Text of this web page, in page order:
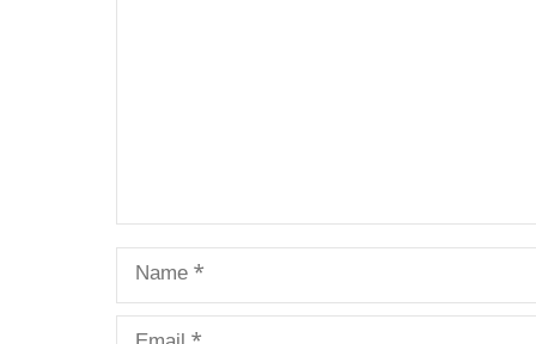
Name
Email